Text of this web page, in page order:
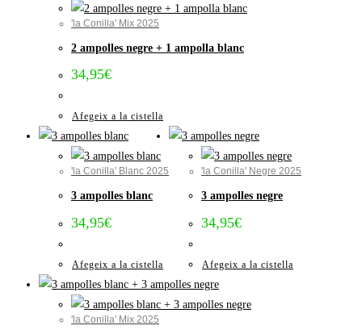
'la Conilla' Mix 2025
2 ampolles negre + 1 ampolla blanc
34,95€
Afegeix a la cistella
'la Conilla' Blanc 2025
3 ampolles blanc
34,95€
Afegeix a la cistella
'la Conilla' Negre 2025
3 ampolles negre
34,95€
Afegeix a la cistella
'la Conilla' Mix 2025